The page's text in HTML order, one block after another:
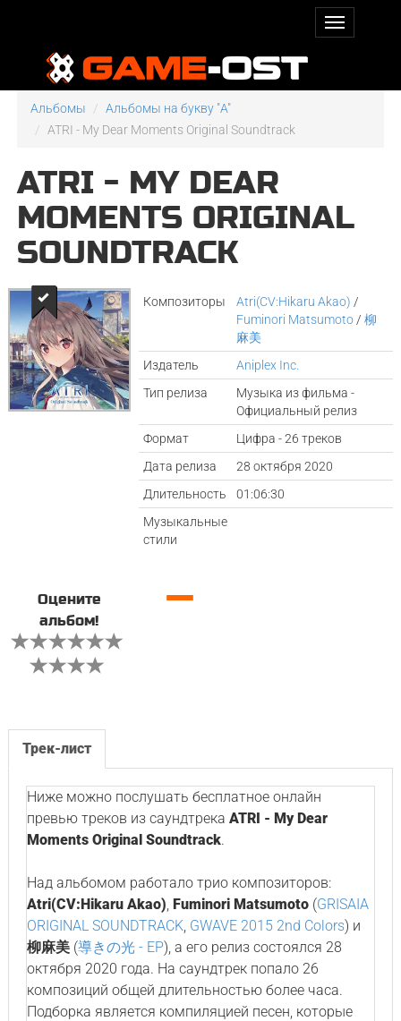
Альбомы
Альбомы на букву "A"
ATRI - My Dear Moments Original Soundtrack
ATRI - MY DEAR
MOMENTS ORIGINAL
SOUNDTRACK
Композиторы Atri(CV:Hikaru Akao) /
Fuminori Matsumoto /柳
麻美
Издатель
Aniplex Inc.
Тип релиза
Музыка из фильма -
Официальный релиз
Формат
Цифра - 26 треков
Дата релиза
28 октября 2020
Длительность
01:06:30
Музыкальные
стили
Оцените
альбом!
—
Трек-лист
Ниже можно послушать бесплатное онлайн
превью треков из саундтрека ATRI - My Dear
Moments Original Soundtrack.
Над альбомом работало трио композиторов:
Atri(CV:Hikaru Akao), Fuminori Matsumoto(GRISAIA
ORIGINAL SOUNDTRACK, GWAVE 2015 2nd Colors) и
柳麻美(導きの光 - EP), а его релиз состоялся 28
октября 2020 года. На саундтрек попало 26
композиций общей длительностью более часа.
Подборка является компиляцией песен, которые